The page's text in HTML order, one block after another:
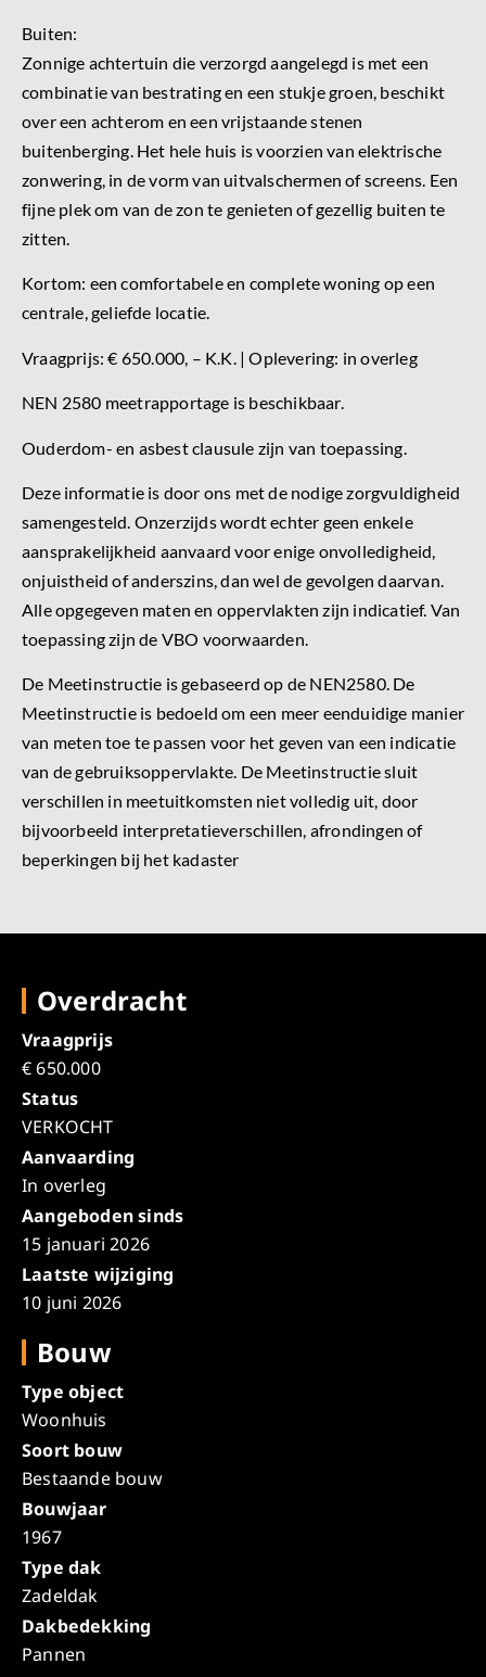
Buiten:
Zonnige achtertuin die verzorgd aangelegd is met een
combinatie van bestrating en een stukje groen, beschikt
over een achterom en een vrijstaande stenen
buitenberging. Het hele huis is voorzien van elektrische
zonwering, in de vorm van uitvalschermen of screens. Een
fijne plek om van de zon te genieten of gezellig buiten te
zitten.
Kortom: een comfortabele en complete woning op een
centrale, geliefde locatie.
Vraagprijs: € 650.000, – K.K. | Oplevering: in overleg
NEN 2580 meetrapportage is beschikbaar.
Ouderdom- en asbest clausule zijn van toepassing.
Deze informatie is door ons met de nodige zorgvuldigheid
samengesteld. Onzerzijds wordt echter geen enkele
aansprakelijkheid aanvaard voor enige onvolledigheid,
onjuistheid of anderszins, dan wel de gevolgen daarvan.
Alle opgegeven maten en oppervlakten zijn indicatief. Van
toepassing zijn de VBO voorwaarden.
De Meetinstructie is gebaseerd op de NEN2580. De
Meetinstructie is bedoeld om een meer eenduidige manier
van meten toe te passen voor het geven van een indicatie
van de gebruiksoppervlakte. De Meetinstructie sluit
verschillen in meetuitkomsten niet volledig uit, door
bijvoorbeeld interpretatieverschillen, afrondingen of
beperkingen bij het kadaster
Overdracht
Vraagprijs
€ 650.000
Status
VERKOCHT
Aanvaarding
In overleg
Aangeboden sinds
15 januari 2026
Laatste wijziging
10 juni 2026
Bouw
Type object
Woonhuis
Soort bouw
Bestaande bouw
Bouwjaar
1967
Type dak
Zadeldak
Dakbedekking
Pannen